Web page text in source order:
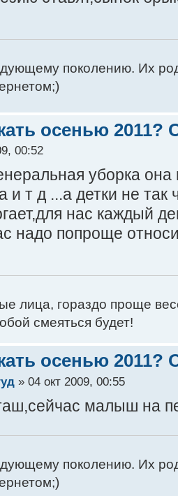
поколению. Их
осенью 2011?
00:52
уборка она
и т д ...а детки не так
нас каждый
надо попроще
лица, гораздо проще
смеяться будет!
осенью 2011?
» 04 окт 2009, 00:55
малыш на
поколению. Их